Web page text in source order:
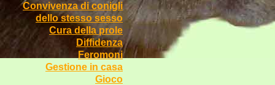
Convivenza di conigli
dello stesso sesso
Cura della prole
Diffidenza
Feromoni
Gestione in casa
Gioco